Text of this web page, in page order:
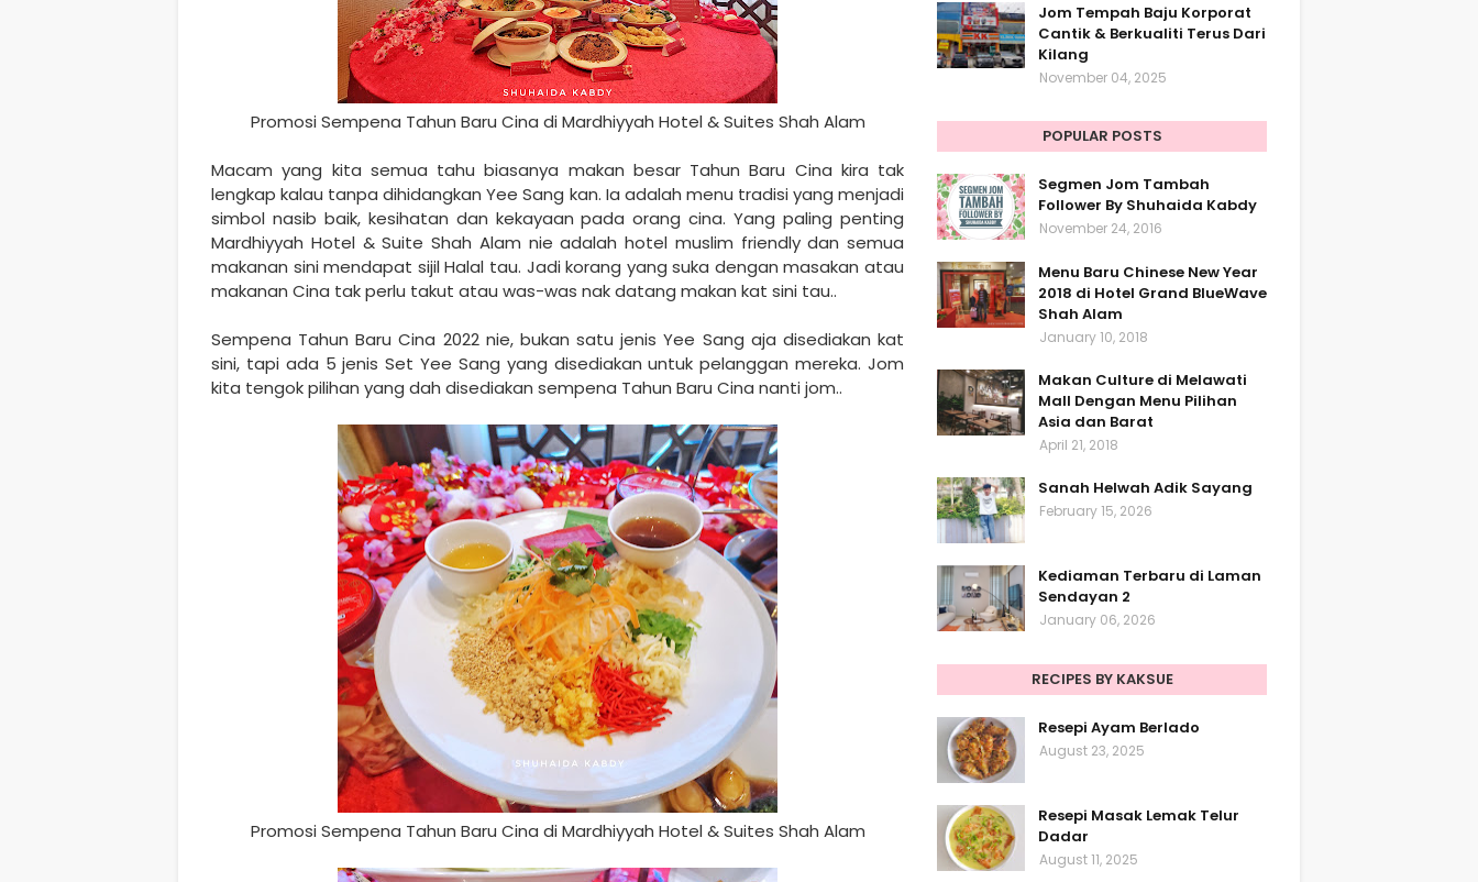
Promosi Sempena Tahun Baru Cina di Mardhiyyah Hotel & Suites Shah Alam
Macam yang kita semua tahu biasanya makan besar Tahun Baru Cina kira tak
lengkap kalau tanpa dihidangkan Yee Sang kan. Ia adalah menu tradisi yang menjadi
simbol nasib baik, kesihatan dan kekayaan pada orang cina. Yang paling penting
Mardhiyyah Hotel & Suite Shah Alam nie adalah hotel muslim friendly dan semua
makanan sini mendapat sijil Halal tau. Jadi korang yang suka dengan masakan atau
makanan Cina tak perlu takut atau was-was nak datang makan kat sini tau..
Sempena Tahun Baru Cina 2022 nie, bukan satu jenis Yee Sang aja disediakan kat
sini, tapi ada 5 jenis Set Yee Sang yang disediakan untuk pelanggan mereka. Jom
kita tengok pilihan yang dah disediakan sempena Tahun Baru Cina nanti jom..
Promosi Sempena Tahun Baru Cina di Mardhiyyah Hotel & Suites Shah Alam
Jom Tempah Baju Korporat
Cantik & Berkualiti Terus Dari
Kilang
November 04, 2025
POPULAR POSTS
Segmen Jom Tambah
Follower By Shuhaida Kabdy
November 24, 2016
Menu Baru Chinese New Year
2018 di Hotel Grand BlueWave
Shah Alam
January 10, 2018
Makan Culture di Melawati
Mall Dengan Menu Pilihan
Asia dan Barat
April 21, 2018
Sanah Helwah Adik Sayang
February 15, 2026
Kediaman Terbaru di Laman
Sendayan 2
January 06, 2026
RECIPES BY KAKSUE
Resepi Ayam Berlado
August 23, 2025
Resepi Masak Lemak Telur
Dadar
August 11, 2025